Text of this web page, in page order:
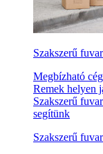
Szakszerű
Megbízható
Remek helyen
Szakszerű
segítünk
Szakszerű